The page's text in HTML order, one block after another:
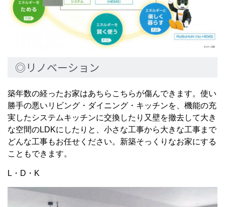
◎リノベーション
築年数の経ったお家はあちらこちらが傷んできます。使い
勝手の悪いリビング・ダイニング・キッチンを、機能の充
実したシステムキッチンに交換したり又壁を撤去して大き
な空間のLDKにしたりと、小さな工事から大きな工事まで
どんな工事もお任せください。新築そっくりなお家にする
こともできます。
L・D・K